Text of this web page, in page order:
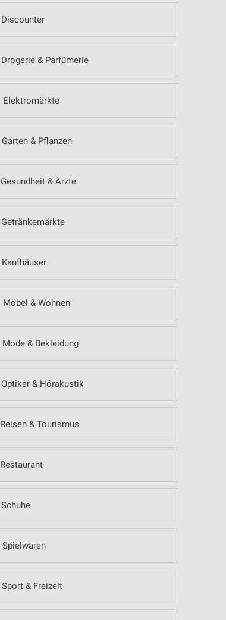
Discounter
Drogerie & Parfümerie
Elektromärkte
Garten & Pflanzen
Gesundheit & Ärzte
Getränkemärkte
Kaufhäuser
Möbel & Wohnen
Mode & Bekleidung
Optiker & Hörakustik
Reisen & Tourismus
Restaurant
Schuhe
Spielwaren
Sport & Freizeit